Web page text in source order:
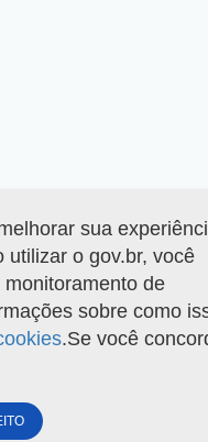
sua
utilizar o gov.br, você
de
sobre como
.Se você